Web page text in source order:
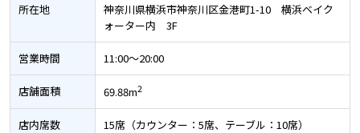
所在地
神奈川県横浜市神奈川区金港町1-10 横浜ベイク
ォーター内 3F
営業時間 11:00～20:00
店舗面積 69.88m2
店内席数 15席（カウンター：5席、テーブル：10席）